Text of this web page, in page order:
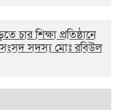
চার শিক্ষা প্রতিষ্ঠানে
সদস্য মোঃ রবিউল